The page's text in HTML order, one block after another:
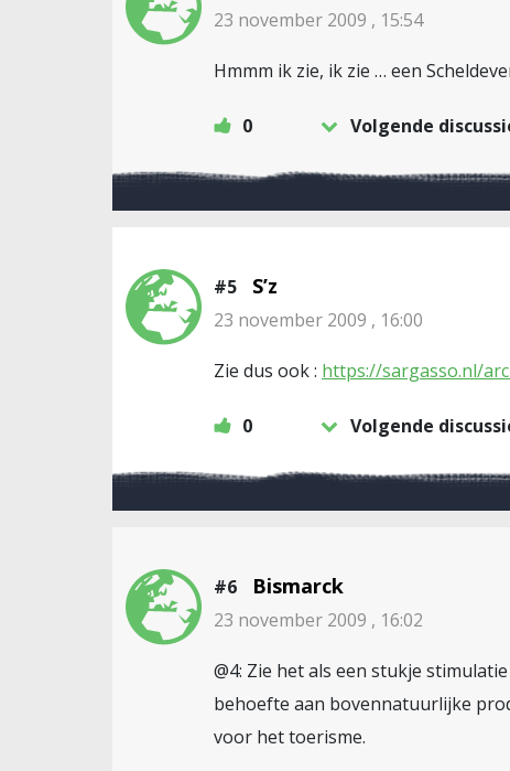
23 november 2009 , 15:54
Hmmm ik zie, ik zie … een
0 Volgende
#5 S’z
23 november 2009 , 16:00
Zie dus ook : https://sargasso.nl/
0 Volgende
#6 Bismarck
23 november 2009 , 16:02
@4: Zie het als een stukje
behoefte aan bovennatuurlijke
voor het toerisme.